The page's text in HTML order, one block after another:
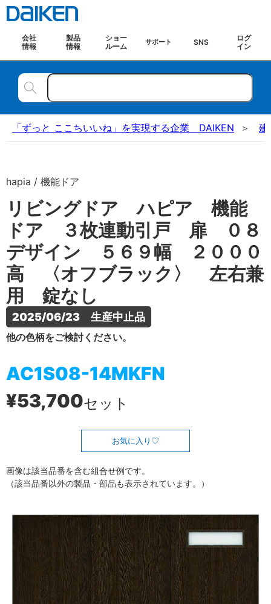
会社
情報
製品
情報
ショー
ルーム
サポート SNS
ログ
イン
「ずっと ここちいいね」を実現する企業 DAIKEN 建
hapia / 機能ドア
リビングドア ハピア 機能
ドア ３枚連動引戸 扉 ０８
デザイン ５６９幅 ２０００
高 〈オフブラック〉 左右兼
用 錠なし
2025/06/23　生産中止品
他の色柄をご検討ください。
AC1S08-14MKFN
¥53,700セット
お気に入り
画像は該当品番を含む組合せ例です。
（該当品番以外の製品・部品も表示されています。）